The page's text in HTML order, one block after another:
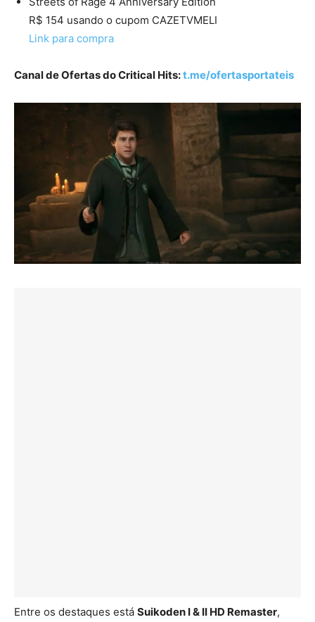
R$ 154 usando o cupom CAZETVMELI
Link para compra
Canal de Ofertas do Critical Hits:t.me/ofertasportateis
Entre os destaques está Suikoden I & II HD Remaster,